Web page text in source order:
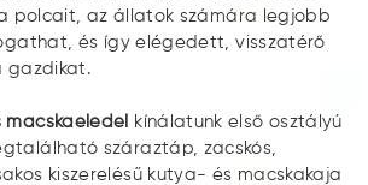
polcait, az állatok számára legjobb
és így elégedett, visszatérő
gazdikat.
kínálatunk első osztályú
száraztáp, zacskós,
kiszerelésű kutya- és macskakaja